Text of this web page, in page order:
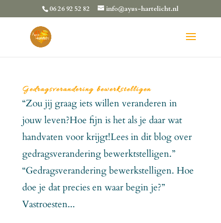
06 26 92 52 82 info@ayus-hartelicht.nl
Gedragsverandering bewerkstelligen
“Zou jij graag iets willen veranderen in
jouw leven?Hoe fijn is het als je daar wat
handvaten voor krijgt!Lees in dit blog over
gedragsverandering bewerktstelligen.”
“Gedragsverandering bewerkstelligen. Hoe
doe je dat precies en waar begin je?”
Vastroesten...